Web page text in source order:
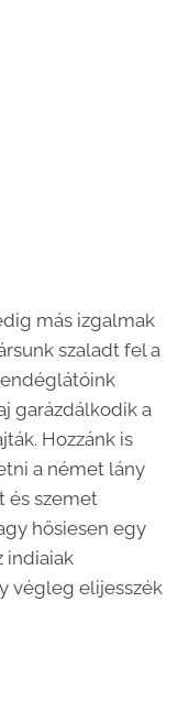
más izgalmak
szaladt fel a
garázdálkodik a
Hozzánk is
a német lány
és szemet
hősiesen egy
indiaiak
végleg elijesszék